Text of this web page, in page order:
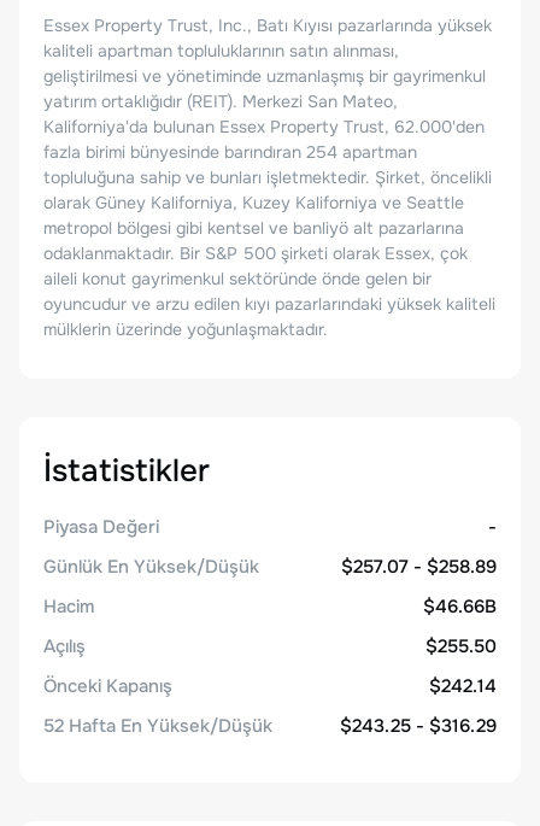
Essex Property Trust, Inc., Batı Kıyısı pazarlarında yüksek
kaliteli apartman topluluklarının satın alınması,
geliştirilmesi ve yönetiminde uzmanlaşmış bir gayrimenkul
yatırım ortaklığıdır (REIT). Merkezi San Mateo,
Kaliforniya'da bulunan Essex Property Trust, 62.000'den
fazla birimi bünyesinde barındıran 254 apartman
topluluğuna sahip ve bunları işletmektedir. Şirket, öncelikli
olarak Güney Kaliforniya, Kuzey Kaliforniya ve Seattle
metropol bölgesi gibi kentsel ve banliyö alt pazarlarına
odaklanmaktadır. Bir S&P 500 şirketi olarak Essex, çok
aileli konut gayrimenkul sektöründe önde gelen bir
oyuncudur ve arzu edilen kıyı pazarlarındaki yüksek kaliteli
mülklerin üzerinde yoğunlaşmaktadır.
İstatistikler
Piyasa Değeri
-
Günlük En Yüksek/Düşük
$257.07 - $258.89
Hacim
$46.66B
Açılış
$255.50
Önceki Kapanış
$242.14
52 Hafta En Yüksek/Düşük
$243.25 - $316.29